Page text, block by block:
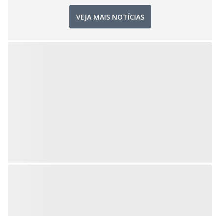
VEJA MAIS NOTÍCIAS